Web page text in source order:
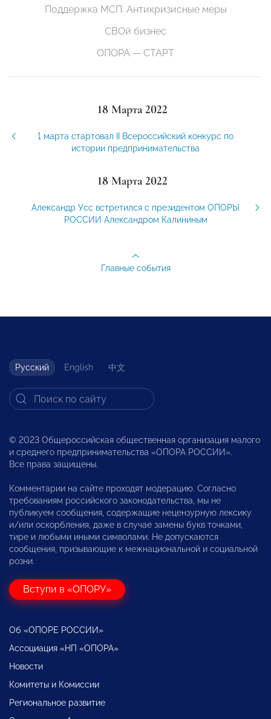
Поддержка МСП. Антикризисные меры
СВОй бизнес
ОПОРА — СТАРТ
18 Марта 2022
1 марта стартовал II Всероссийский конкурс по
истории предпринимательства
18 Марта 2022
Александр Усс встретился с президентом ОПОРЫ
РОССИИ Александром Калининым
Главные события
Русский English 中文
© 2023 Общероссийская общественная организация малого
и среднего предпринимательства «ОПОРА РОССИИ».
Все права защищены.
Комментарии на сайте проходят модерацию. Согласно
требованиям российского законодательства, мы не
публикуем сообщения, содержащие нецензурную лексику
и/или оскорбления, даже в случае замены букв точками,
тире и любыми иными символами. Не допускаются
сообщения, призывающие к межнациональной и социальной
розни.
Вступи в «ОПОРУ»
Об «ОПОРЕ РОССИИ»
Ассоциация «НП «ОПОРА»
Новости
Комитеты и Комиссии
Региональное развитие